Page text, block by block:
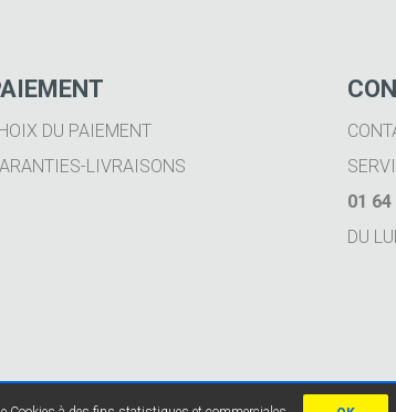
DU PAIEMENT
LIVRAISONS
01
DU